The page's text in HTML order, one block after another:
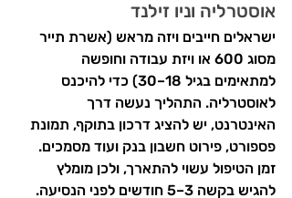
אוסטרליה וניו זילנד
ישראלים חייבים ויזה מראש (אשרת תייר
מסוג 600 או ויזת עבודה וחופשה
למתאימים בגיל 18–30) כדי להיכנס
לאוסטרליה. התהליך נעשה דרך
האינטרנט, יש להציג דרכון בתוקף, תמונת
פספורט, פירוט חשבון בנק ועוד מסמכים.
זמן הטיפול עשוי להתארך, ולכן מומלץ
להגיש בקשה 3–5 חודשים לפני הנסיעה.